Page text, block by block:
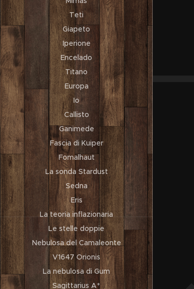
Teti
Giapeto
Iperione
Encelado
Titano
Europa
Io
Callisto
Ganimede
Fascia di Kuiper
Fomalhaut
La sonda Stardust
Sedna
Eris
La teoria inflazionaria
Le stelle doppie
Nebulosa del Camaleonte
V1647 Orionis
La nebulosa di Gum
Sagittarius A*